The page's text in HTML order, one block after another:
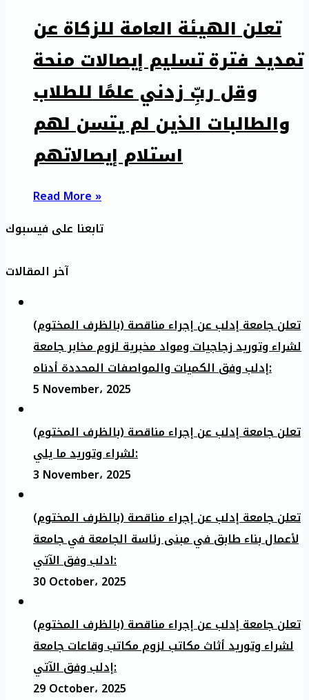
تعلن الهيئة العامة للزكاة عن
تمديد فترة تسليم إيصالات منحة
وقل ربِّ زدني علمًا للطلاب
والطالبات الذين لم يتسن لهم
استلام إيصالاتهم
Read More »
تابعنا على فيسبوك
آخر المقالات
تعلن جامعة إدلب عن إجراء مناقصة (بالظرف المختوم)
لشراء وتوريد زجاجيات ومواد مخبرية لزوم مخابر جامعة
إدلب وفق الكميات والمواصفات المحددة أدناه:
5 November، 2025
تعلن جامعة إدلب عن إجراء مناقصة (بالظرف المختوم)
لشراء وتوريد ما يلي:
3 November، 2025
تعلن جامعة إدلب عن إجراء مناقصة (بالظرف المختوم)
لأعمال بناء طابق في مبنى رئاسة الجامعة في جامعة
ادلب وفق الآتي:
30 October، 2025
تعلن جامعة إدلب عن إجراء مناقصة (بالظرف المختوم)
لشراء وتوريد أثاث مكاتب لزوم مكاتب وقاعات جامعة
إدلب وفق الآتي:
29 October، 2025